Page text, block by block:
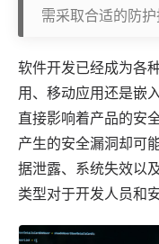
需采取合适的防护
软件开发已经成为各
用 、移动应用还是嵌
直接影响着产品的安
产生的安全漏洞却可
据泄露、系统失效以
类型对于开发人员和